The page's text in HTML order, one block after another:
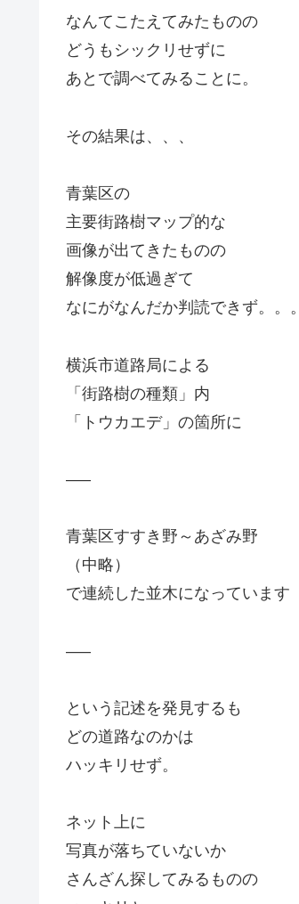
なんてこたえてみたものの
どうもシックリせずに
あとで調べてみることに。
その結果は、、、
青葉区の
主要街路樹マップ的な
画像が出てきたものの
解像度が低過ぎて
なにがなんだか判読できず。。。
横浜市道路局による
「街路樹の種類」内
「トウカエデ」の箇所に
—–
青葉区すすき野～あざみ野
（中略）
で連続した並木になっています
—–
という記述を発見するも
どの道路なのかは
ハッキリせず。
ネット上に
写真が落ちていないか
さんざん探してみるものの